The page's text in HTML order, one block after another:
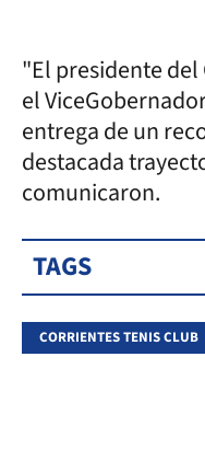
"El presidente del
el
entrega de un
destacada
comunicaron.
TAGS
CORRIENTES TENIS CLUB